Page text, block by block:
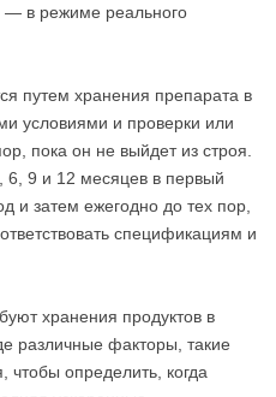
— в режиме реального
путем хранения препарата в
условиями и проверки или
пока он не выйдет из строя.
6, 9 и 12 месяцев в первый
и затем ежегодно до тех пор,
спецификациям и
хранения продуктов в
различные факторы, такие
чтобы определить, когда